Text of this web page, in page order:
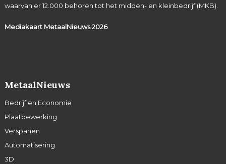
waarvan er 12.000 behoren tot het midden- en kleinbedrijf (MKB).
Mediakaart MetaalNieuws2026
MetaalNieuws
Bedrijf en Economie
Plaatbewerking
Verspanen
Automatisering
3D